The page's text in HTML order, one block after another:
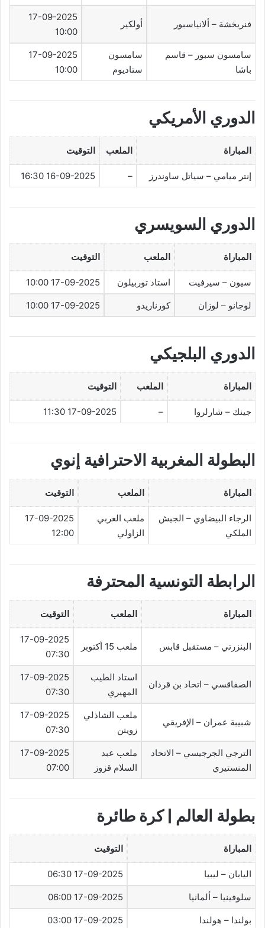
فنربخشة – ألانياسبور أولكير
17-09-2025
10:00
سامسون سبور – قاسم
باشا
سامسون
ستاديوم
17-09-2025
10:00
الدوري الأمريكي
المباراة الملعب التوقيت
إنتر ميامي – سياتل ساوندرز –
16-09-2025 16:30
الدوري السويسري
المباراة الملعب التوقيت
سيون – سيرفيت استاد توربيلون 17-09-2025 10:00
لوجانو – لوزان كورناريدو 17-09-2025 10:00
الدوري البلجيكي
المباراة الملعب التوقيت
جينك – شارلروا –
17-09-2025 11:30
البطولة المغربية الاحترافية إنوي
المباراة الملعب التوقيت
الرجاء البيضاوي – الجيش
الملكي
ملعب العربي
الزاولي
17-09-2025
12:00
الرابطة التونسية المحترفة
المباراة الملعب التوقيت
البنزرتي – مستقبل قابس ملعب 15 أكتوبر
17-09-2025
07:30
الصفاقسي – اتحاد بن قردان
استاد الطيب
المهيري
17-09-2025
07:30
شبيبة عمران – الإفريقي
ملعب الشاذلي
زويتن
17-09-2025
07:30
الترجي الجرجيسي – الاتحاد
المنستيري
ملعب عبد
السلام قزوز
17-09-2025
07:00
بطولة العالم | كرة طائرة
المباراة التوقيت
اليابان – ليبيا 17-09-2025 06:30
سلوفينيا – ألمانيا 17-09-2025 06:00
بولندا – هولندا 17-09-2025 03:00